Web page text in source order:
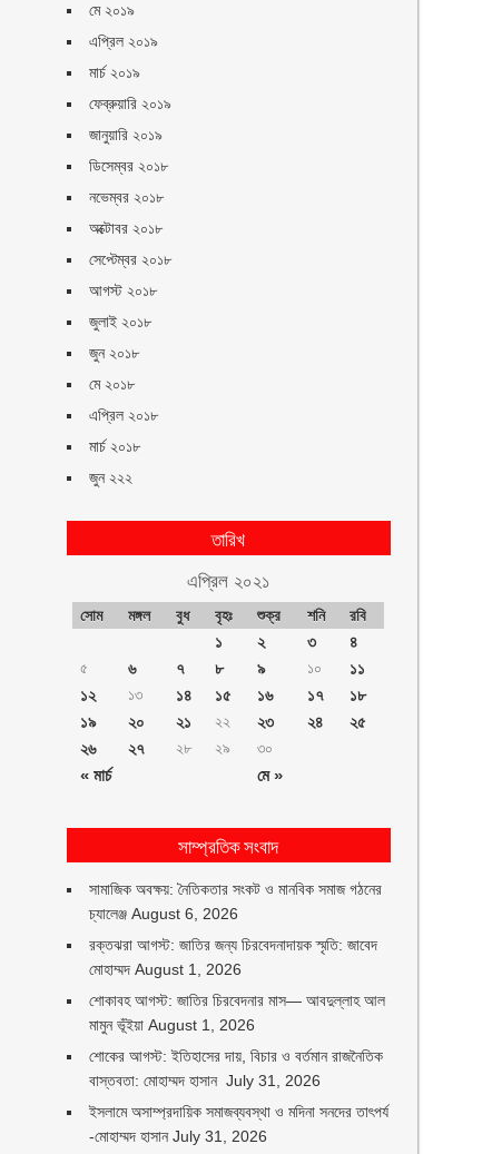
মে ২০১৯
এপ্রিল ২০১৯
মার্চ ২০১৯
ফেব্রুয়ারি ২০১৯
জানুয়ারি ২০১৯
ডিসেম্বর ২০১৮
নভেম্বর ২০১৮
অক্টোবর ২০১৮
সেপ্টেম্বর ২০১৮
আগস্ট ২০১৮
জুলাই ২০১৮
জুন ২০১৮
মে ২০১৮
এপ্রিল ২০১৮
মার্চ ২০১৮
জুন ২২২
তারিখ
এপ্রিল ২০২১
সোম মঙ্গল বুধ বৃহঃ শুক্র শনি রবি
« মার্চ মে »
১ ২ ৩ ৪
৫ ৬ ৭ ৮ ৯ ১০
১১
১২
১৩ ১৪ ১৫ ১৬ ১৭
১৮
১৯
২০ ২১ ২২ ২৩ ২৪
২৫
২৬
২৭ ২৮ ২৯ ৩০
সাম্প্রতিক সংবাদ
সামাজিক অবক্ষয়: নৈতিকতার সংকট ও মানবিক সমাজ গঠনের
চ্যালেঞ্জ August 6, 2026
রক্তঝরা আগস্ট: জাতির জন্য চিরবেদনাদায়ক স্মৃতি: জাবেদ
মোহাম্মদ August 1, 2026
শোকাবহ আগস্ট: জাতির চিরবেদনার মাস— আবদুল্লাহ আল
মামুন ভূঁইয়া August 1, 2026
শোকের আগস্ট: ইতিহাসের দায়, বিচার ও বর্তমান রাজনৈতিক
বাস্তবতা: মোহাম্মদ হাসান July 31, 2026
ইসলামে অসাম্প্রদায়িক সমাজব্যবস্থা ও মদিনা সনদের তাৎপর্য
-মোহাম্মদ হাসান July 31, 2026